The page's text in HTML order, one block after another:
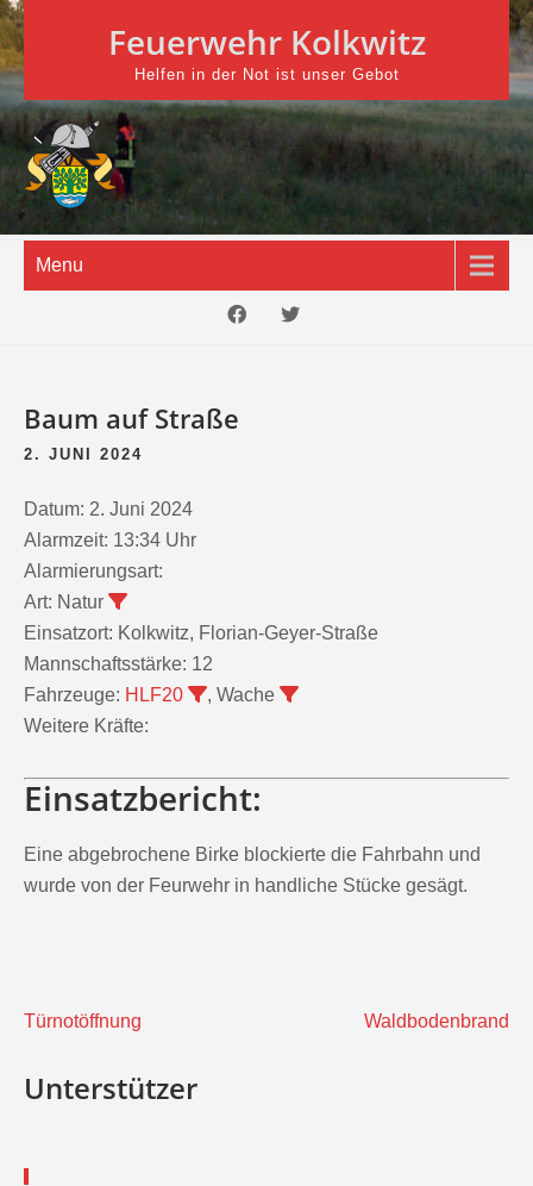
Skip
to
content
Feuerwehr Kolkwitz
Helfen in der Not ist unser Gebot
Menu
Baum auf Straße
2. JUNI 2024
Datum: 2. Juni 2024
Alarmzeit: 13:34 Uhr
Alarmierungsart:
Art: Natur
Einsatzort: Kolkwitz, Florian-Geyer-Straße
Mannschaftsstärke: 12
Fahrzeuge: HLF20
, Wache
Weitere Kräfte:
Einsatzbericht:
Eine abgebrochene Birke blockierte die Fahrbahn und
wurde von der Feurwehr in handliche Stücke gesägt.
Beitragsnavigation
Türnotöffnung Waldbodenbrand
Unterstützer